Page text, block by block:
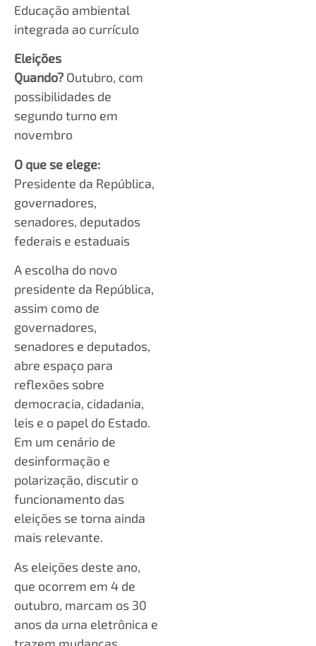
Educação ambiental
integrada ao currículo
Eleições
Quando? Outubro, com
possibilidades de
segundo turno em
novembro
O que se elege:
Presidente da República,
governadores,
senadores, deputados
federais e estaduais
A escolha do novo
presidente da República,
assim como de
governadores,
senadores e deputados,
abre espaço para
reflexões sobre
democracia, cidadania,
leis e o papel do Estado.
Em um cenário de
desinformação e
polarização, discutir o
funcionamento das
eleições se torna ainda
mais relevante.
As eleições deste ano,
que ocorrem em 4 de
outubro, marcam os 30
anos da urna eletrônica e